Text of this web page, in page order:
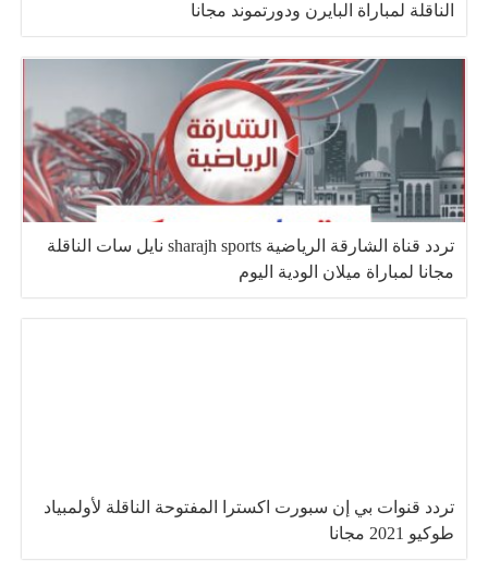
الناقلة لمباراة البايرن ودورتموند مجانا
تردد قناة الشارقة الرياضية sharajh sports نايل سات الناقلة
مجانا لمباراة ميلان الودية اليوم
تردد قنوات بي إن سبورت اكسترا المفتوحة الناقلة لأولمبياد
طوكيو 2021 مجانا